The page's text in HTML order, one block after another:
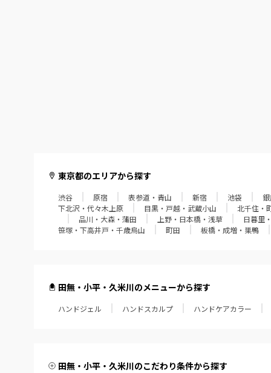
東京都のエリアから探す
渋谷 原宿 表参道・青山 新宿 池袋
下北沢・代々木上原
目黒・戸越・武蔵小山 北千住・
品川・大森・蒲田
上野・日本橋・浅草 日暮里
笹塚・下高井戸・千歳烏山
町田 板橋・成増・巣鴨
田無・小平・久米川のメニューから探す
ハンドジェル ハンドスカルプ ハンドケアカラー
田無・小平・久米川のこだわり条件から探す